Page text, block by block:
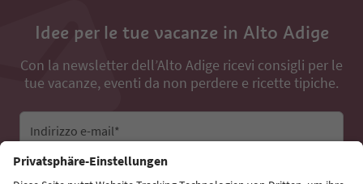
Idee per le tue vacanze in Alto Adige
Con la newsletter dell’Alto Adige ricevi consigli per le
tue vacanze, eventi da non perdere e ricette tipiche.
Indirizzo e-mail*